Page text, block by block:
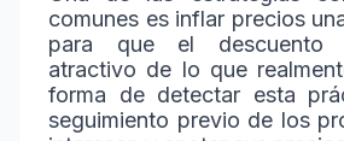
comunes es inflar precios
para que el descuento
atractivo de lo que
forma de detectar esta
seguimiento previo de los